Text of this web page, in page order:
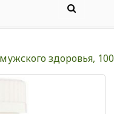
здоровья,